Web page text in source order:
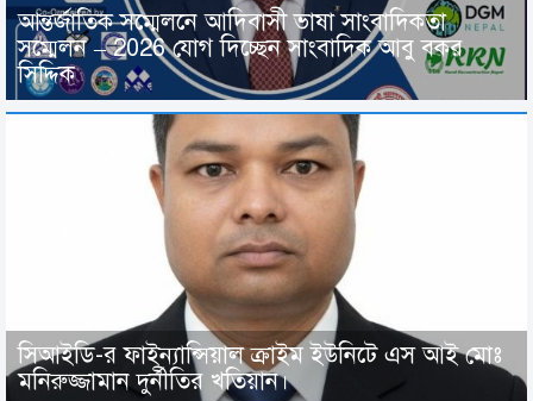
আন্তর্জাতিক সম্মেলনে আদিবাসী ভাষা সাংবাদিকতা
সম্মেলন – 2026 যোগ দিচ্ছেন সাংবাদিক আবু বকর
সিদ্দিক
সিআইডি-র ফাইন্যান্সিয়াল ক্রাইম ইউনিটে এস আই মোঃ
মনিরুজ্জামান দুর্নীতির খতিয়ান।